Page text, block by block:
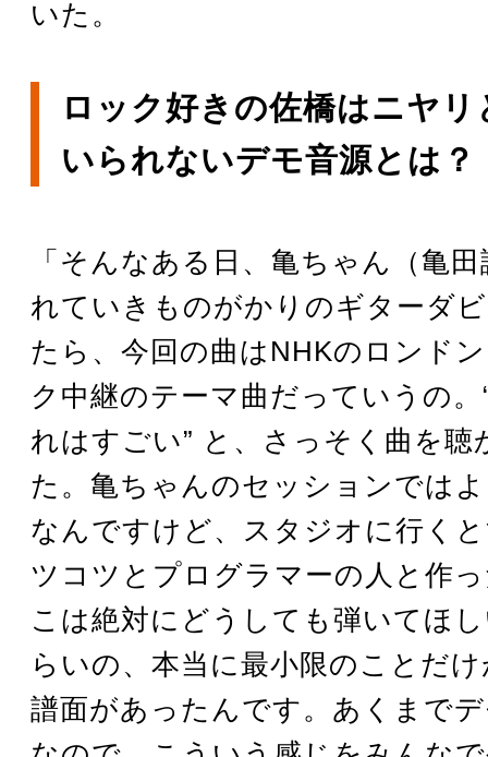
いた。
ロック好きの佐橋はニヤ
いられないデモ音源とは？
「そんなある日、亀ちゃん（亀
れていきものがかりのギターダ
たら、今回の曲はNHKのロンド
ク中継のテーマ曲だっていうの
れはすごい” と、さっそく曲を聴
た。亀ちゃんのセッションでは
なんですけど、スタジオに行く
ツコツとプログラマーの人と作
こは絶対にどうしても弾いてほ
らいの、本当に最小限のことだ
譜面があったんです。あくまで